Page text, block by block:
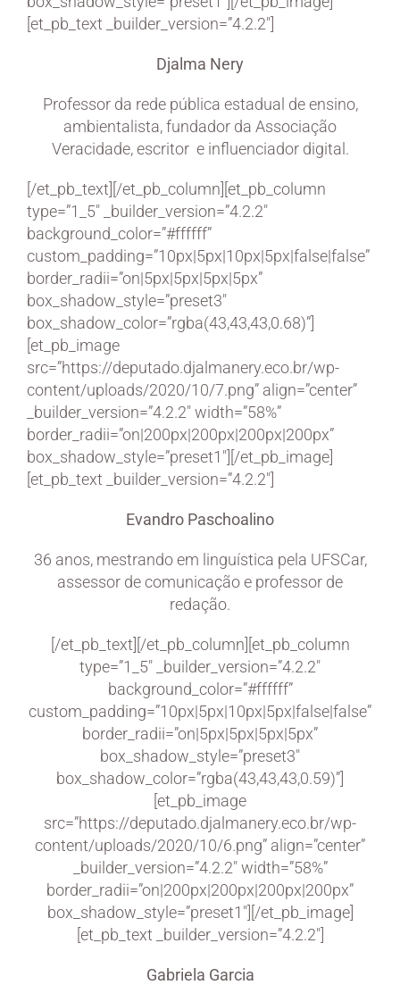
[et_pb_text _builder_version=”4.2.2″]
Djalma Nery
Professor da rede pública estadual de ensino,
ambientalista, fundador da Associação
Veracidade, escritor e influenciador digital.
[/et_pb_text][/et_pb_column][et_pb_column
type=”1_5″ _builder_version=”4.2.2″
background_color=”#ffffff”
custom_padding=”10px|5px|10px|5px|false|false”
border_radii=”on|5px|5px|5px|5px”
box_shadow_style=”preset3″
box_shadow_color=”rgba(43,43,43,0.68)”]
[et_pb_image
src=”https://deputado.djalmanery.eco.br/wp-
content/uploads/2020/10/7.png” align=”center”
_builder_version=”4.2.2″ width=”58%”
border_radii=”on|200px|200px|200px|200px”
box_shadow_style=”preset1″][/et_pb_image]
[et_pb_text _builder_version=”4.2.2″]
Evandro Paschoalino
36 anos, mestrando em linguística pela UFSCar,
assessor de comunicação e professor de
redação.
[/et_pb_text][/et_pb_column][et_pb_column
type=”1_5″ _builder_version=”4.2.2″
background_color=”#ffffff”
custom_padding=”10px|5px|10px|5px|false|false”
border_radii=”on|5px|5px|5px|5px”
box_shadow_style=”preset3″
box_shadow_color=”rgba(43,43,43,0.59)”]
[et_pb_image
src=”https://deputado.djalmanery.eco.br/wp-
content/uploads/2020/10/6.png” align=”center”
_builder_version=”4.2.2″ width=”58%”
border_radii=”on|200px|200px|200px|200px”
box_shadow_style=”preset1″][/et_pb_image]
[et_pb_text _builder_version=”4.2.2″]
Gabriela Garcia